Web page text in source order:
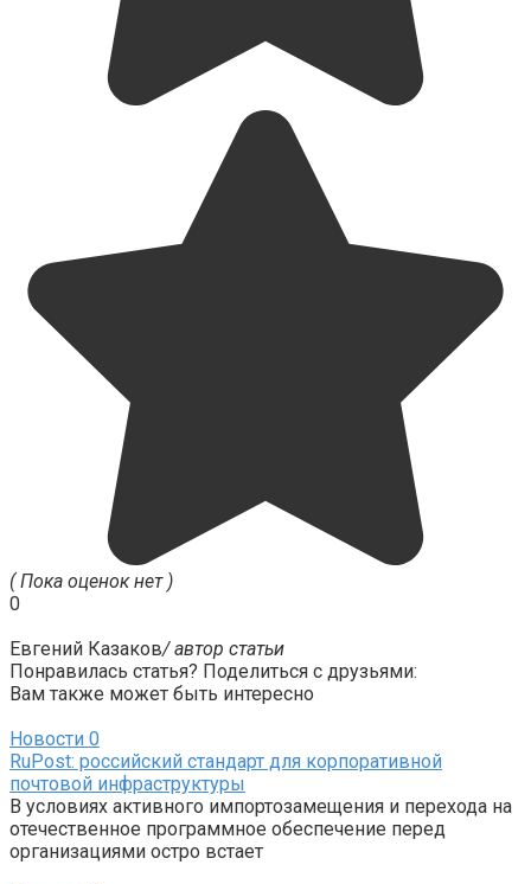
( Пока оценок нет )
0
Евгений Казаков/ автор статьи
Понравилась статья? Поделиться с друзьями:
Вам также может быть интересно
Новости 0
RuPost: российский стандарт для корпоративной
почтовой инфраструктуры
В условиях активного импортозамещения и перехода на
отечественное программное обеспечение перед
организациями остро встает